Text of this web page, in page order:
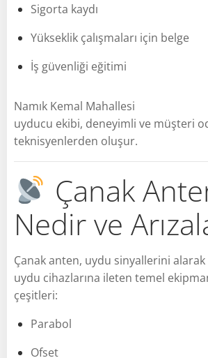
Sigorta kaydı
Yükseklik çalışmaları için belge
İş güvenliği eğitimi
Namık Kemal Mahallesi
uyducu ekibi, deneyimli ve müşteri
teknisyenlerden oluşur.
Çanak
Nedir ve
Çanak anten, uydu sinyallerini
uydu cihazlarına ileten temel
çeşitleri:
Parabol
Ofset